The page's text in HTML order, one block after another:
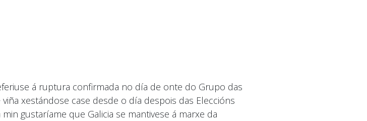
á ruptura confirmada no día de onte do Grupo das
xestándose case desde o día despois das Eleccións
gustaríame que Galicia se mantivese á marxe da